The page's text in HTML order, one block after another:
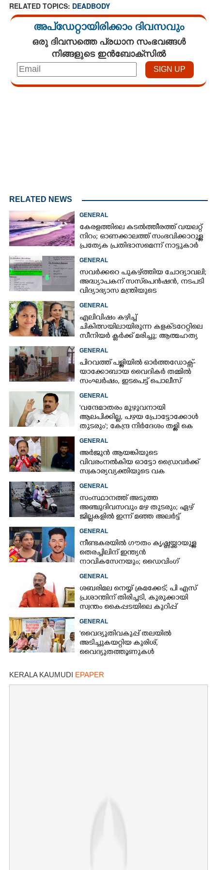
RELATED TOPICS: DEADBODY
അപ്ഡേറ്റായിരിക്കാം ദിവസവും
ഒരു ദിവസത്തെ പ്രധാന സംഭവങ്ങൾ
നിങ്ങളുടെ ഇൻബോക്സിൽ
RELATED NEWS
GENERAL
കേരളത്തിലെ കടൽത്തീരത്ത് വയലറ്റ്
നിറം; ഓണക്കാലത്ത് സംഭവിക്കാറുള്ള
പ്രത്യേക പ്രതിഭാസമെന്ന് നാട്ടുകാർ
GENERAL
സവർക്കറെ പുകഴ്ത്തിയ ചോദ്യാവലി;
അദ്ധ്യാപകന് സസ്‌പെൻഷൻ, നടപടി
വിദ്യാഭ്യാസ മന്ത്രിയുടെ
GENERAL
എലിവിഷം കഴിച്ച്
ചികിത്സയിലായിരുന്ന കളക്‌ടറേറ്റിലെ
സീനിയർ ക്ലർക്ക് മരിച്ചു; ആത്മഹത്യ
സംശയം
GENERAL
പിറവത്ത് പള്ളിയിൽ ഓർത്തഡോക്സ്-
യാക്കോബായ വൈദികർ തമ്മിൽ
സംഘർഷം, ഇടപെട്ട് പൊലീസ്
GENERAL
'വന്ദേമാതരം മുഴുവനായി
ആലപിക്കില്ല, പഴയ പ്രോട്ടോക്കോൾ
തുടരും'; കേന്ദ്ര നിർദേശം തള്ളി കെ
GENERAL
അർജുൻ ആയങ്കിയുടെ
വിവരംനൽകിയ ഓട്ടോ ഡ്രൈവർക്ക്
സ്വകാര്യവ്യക്തിയുടെ വക
ചെന്നിത്തല
GENERAL
സംസ്ഥാനത്ത് അടുത്ത
അ‌ഞ്ചുദിവസവും മഴ തുടരും; ഏഴ്
ജില്ലകളിൽ ഇന്ന് മഞ്ഞ അലർട്ട്
GENERAL
നീണ്ടകരയിൽ ഗൗതം കൃഷ്ണയ്ക്കായുള്ള
തെരച്ചിലിന് ഇന്ത്യൻ
നാവികസേനയും; ഡൈവിംഗ്
GENERAL
ശബരിമല നെയ്യ് ക്രമക്കേട്; പി എസ്
പ്രശാന്തിന് തിരിച്ചടി, കുരുക്കായി
സ്വന്തം കൈപ്പടയിലെ കുറിപ്പ്
GENERAL
'വൈദ്യുതിവകുപ്പ് തലയിൽ
അടിച്ചുകയറ്റിയ കുരിശ്‌,
വൈദ്യുതത്തൂണുകൾ
വിളിക്കുന്ന കാലമാണിത്'
KERALA KAUMUDI EPAPER